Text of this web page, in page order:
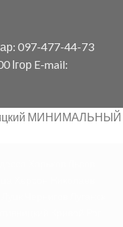
097-477-44-73
Ігор E-mail:
МИНИМАЛЬНЫЙ